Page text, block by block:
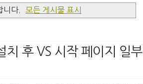
니다. 모든 게시물 표시
후 VS 시작 페이지 일부